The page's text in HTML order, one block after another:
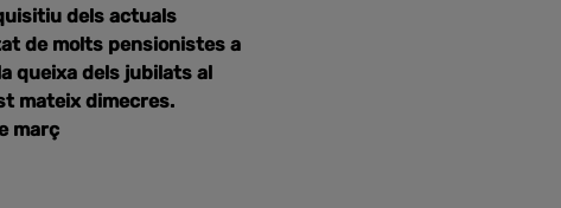
dels actuals
de molts pensionistes a
queixa dels jubilats al
mateix dimecres.
març